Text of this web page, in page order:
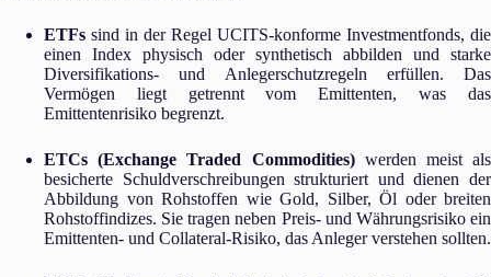
ETFs sind in der Regel UCITS‑konforme Investmentfonds, die
einen Index physisch oder synthetisch abbilden und starke
Diversifikations‑ und Anlegerschutzregeln erfüllen. Das
Vermögen liegt getrennt vom Emittenten, was das
Emittentenrisiko begrenzt.
ETCs (Exchange Traded Commodities)werden meist als
besicherte Schuldverschreibungen strukturiert und dienen der
Abbildung von Rohstoffen wie Gold, Silber, Öl oder breiten
Rohstoffindizes. Sie tragen neben Preis‑ und Währungsrisiko ein
Emittenten‑ und Collateral‑Risiko, das Anleger verstehen sollten.